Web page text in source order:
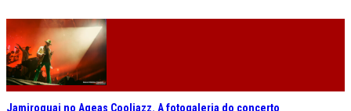
Jamiroquai no Ageas Cooljazz. A fotogaleria do concerto